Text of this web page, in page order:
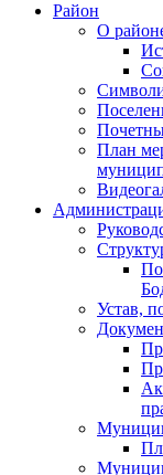
Район
О
План
Устав,